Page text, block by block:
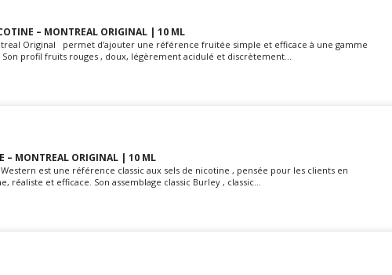
– MONTREAL ORIGINAL | 10 ML
Original permet d’ajouter une référence fruitée simple et efficace à une gamme
profil fruits rouges , doux, légèrement acidulé et discrètement...
– MONTREAL ORIGINAL | 10 ML
est une référence classic aux sels de nicotine , pensée pour les clients en
réaliste et efficace. Son assemblage classic Burley , classic...